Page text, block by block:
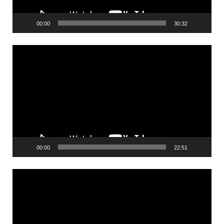
00:00 30:32
00:00 22:51